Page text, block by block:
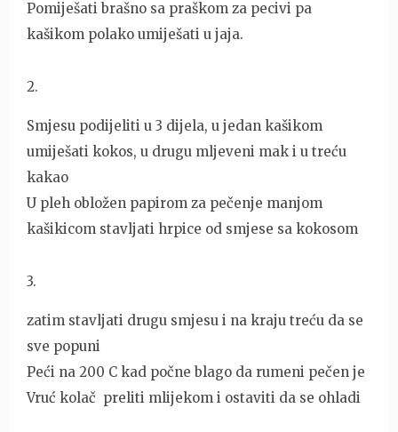
Pomiješati brašno sa praškom za pecivi pa
kašikom polako umiješati u jaja.
2.
Smjesu podijeliti u 3 dijela, u jedan kašikom
umiješati kokos, u drugu mljeveni mak i u treću
kakao
U pleh obložen papirom za pečenje manjom
kašikicom stavljati hrpice od smjese sa kokosom
3.
zatim stavljati drugu smjesu i na kraju treću da se
sve popuni
Peći na 200 C kad počne blago da rumeni pečen je
Vruć kolač preliti mlijekom i ostaviti da se ohladi